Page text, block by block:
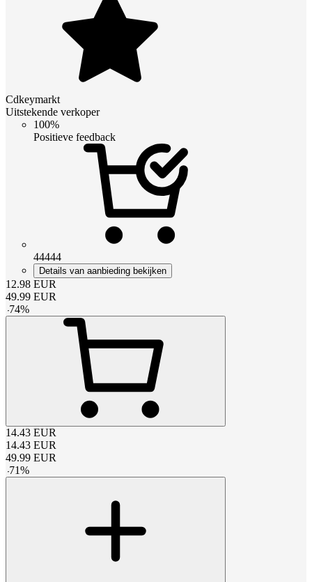
Cdkeymarkt
Uitstekende verkoper
100%
Positieve feedback
44444
Details van aanbieding bekijken
12.98 EUR
49.99 EUR
-74%
14.43 EUR
14.43 EUR
49.99 EUR
-71%